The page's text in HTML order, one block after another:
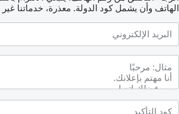
الهاتف وأن يشمل كود الدولة. معذرة، خدماتنا